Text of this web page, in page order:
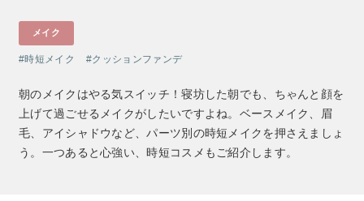
オールインワン
シート・マスク
リップケア
トラベルセット
スペシャルケア
PHYSIOGEL
CCクリーム
UVケア
レスベラトロール
高麗人参
コエンザイム
スカルプケア
シャンプー
トリートメント
ヘアカラー
入浴剤
UVケア
シリーズ一覧
STEFANY AGING COVER
ODELIA（オディリア）
Aluce luce（アルーチェルーチェ）
メイク
時短メイク クッションファンデ
朝のメイクはやる気スイッチ！寝坊した朝でも、ちゃんと顔を
上げて過ごせるメイクがしたいですよね。ベースメイク、眉
毛、アイシャドウなど、パーツ別の時短メイクを押さえましょ
う。一つあると心強い、時短コスメもご紹介します。